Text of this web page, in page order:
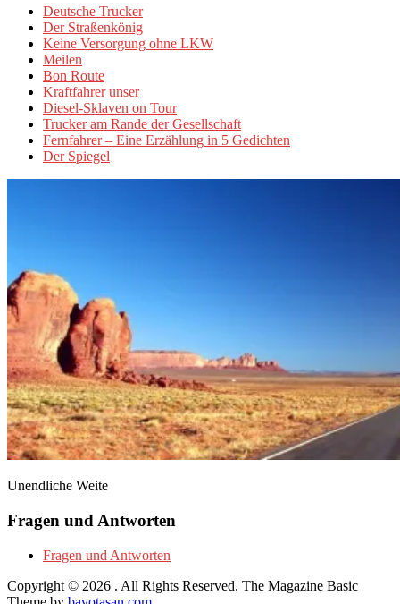
Deutsche Trucker
Der Straßenkönig
Keine Versorgung ohne LKW
Meilen
Bon Route
Kraftfahrer unser
Diesel-Sklaven on Tour
Trucker am Rande der Gesellschaft
Fernfahrer – Eine Erzählung in 5 Gedichten
Der Spiegel
Unendliche Weite
Fragen und Antworten
Fragen und Antworten
Copyright © 2026 . All Rights Reserved. The Magazine Basic